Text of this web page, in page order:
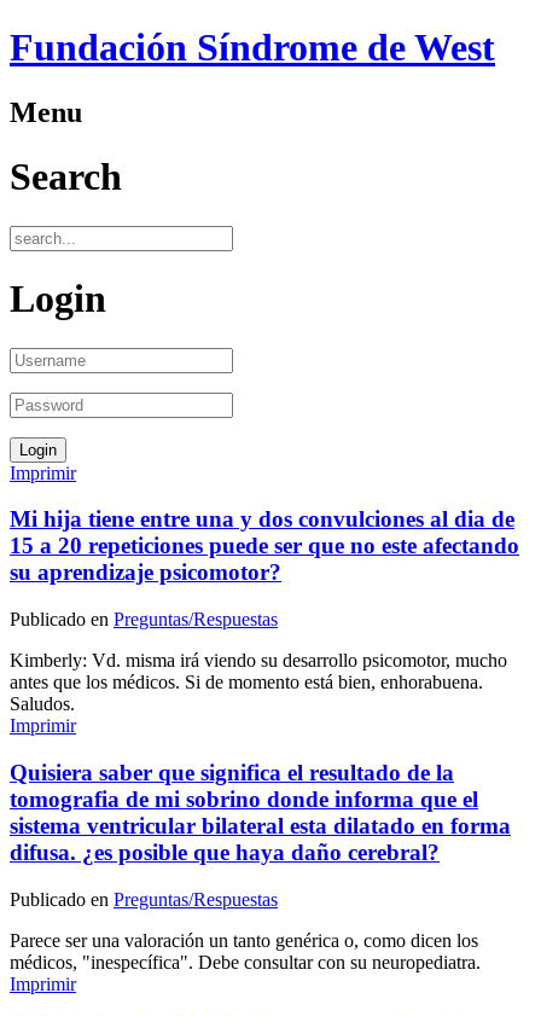
Fundación Síndrome de West
Menu
Search
Login
Imprimir
Mi hija tiene entre una y dos convulciones al dia de
15 a 20 repeticiones puede ser que no este afectando
su aprendizaje psicomotor?
Publicado en Preguntas/Respuestas
Kimberly: Vd. misma irá viendo su desarrollo psicomotor, mucho
antes que los médicos. Si de momento está bien, enhorabuena.
Saludos.
Imprimir
Quisiera saber que significa el resultado de la
tomografia de mi sobrino donde informa que el
sistema ventricular bilateral esta dilatado en forma
difusa. ¿es posible que haya daño cerebral?
Publicado en Preguntas/Respuestas
Parece ser una valoración un tanto genérica o, como dicen los
médicos, "inespecífica". Debe consultar con su neuropediatra.
Imprimir